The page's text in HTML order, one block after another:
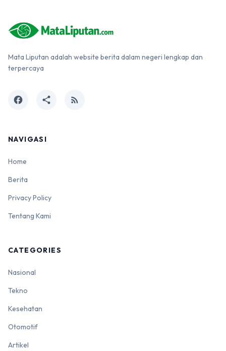
Mata Liputan adalah website berita dalam negeri lengkap dan
terpercaya
facebook share rss_feed
NAVIGASI
Home
Berita
Privacy Policy
Tentang Kami
CATEGORIES
Nasional
Tekno
Kesehatan
Otomotif
Artikel